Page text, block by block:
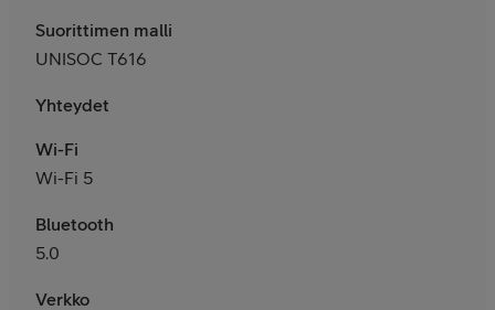
Suorittimen malli
UNISOC T616
Yhteydet
Wi-Fi
Wi-Fi 5
Bluetooth
5.0
Verkko